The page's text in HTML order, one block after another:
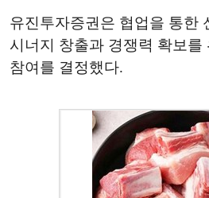
유진투자증권은 협업을 통한
시너지 창출과 경쟁력 확보를
참여를 결정했다.